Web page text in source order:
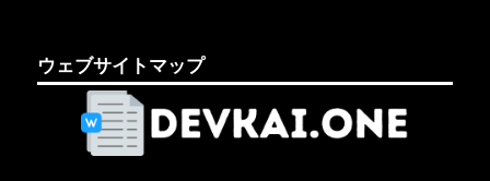
ウェブサイトマップ